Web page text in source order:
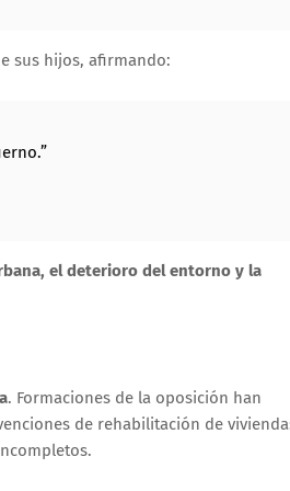
sus hijos, afirmando:
el deterioro del entorno y la
. Formaciones de la oposición han
de rehabilitación de